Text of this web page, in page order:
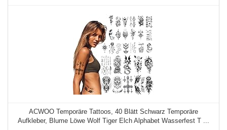
ACWOO Temporäre Tattoos, 40 Blätt Schwarz Temporäre
Aufkleber, Blume Löwe Wolf Tiger Elch Alphabet Wasserfest T ...